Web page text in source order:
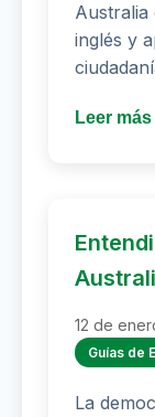
Australia
inglés y
Leer
12 de
Guías de
La